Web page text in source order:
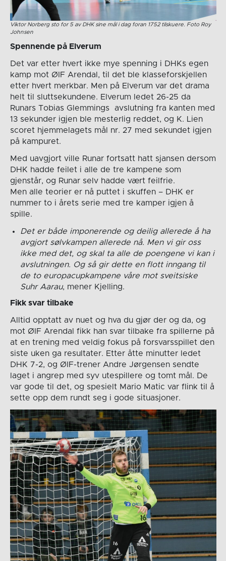
Viktor Norberg sto for 5 av DHK sine mål i dag foran 1752 tilskuere. Foto Roy
Johnsen
Spennende på Elverum
Det var etter hvert ikke mye spenning i DHKs egen
kamp mot ØIF Arendal, til det ble klasseforskjellen
etter hvert merkbar. Men på Elverum var det drama
helt til sluttsekundene. Elverum ledet 26-25 da
Runars Tobias Glemmings avslutning fra kanten med
13 sekunder igjen ble mesterlig reddet, og K. Lien
scoret hjemmelagets mål nr. 27 med sekundet igjen
på kampuret.
Med uavgjort ville Runar fortsatt hatt sjansen dersom
DHK hadde feilet i alle de tre kampene som
gjenstår, og Runar selv hadde vært feilfrie.
Men alle teorier er nå puttet i skuffen – DHK er
nummer to i årets serie med tre kamper igjen å
spille.
Det er både imponerende og deilig allerede å ha
avgjort sølvkampen allerede nå. Men vi gir oss
ikke med det, og skal ta alle de poengene vi kan i
avslutningen. Og så gir dette en flott inngang til
de to europacupkampene våre mot sveitsiske
Suhr Aarau, mener Kjelling.
Fikk svar tilbake
Alltid opptatt av nuet og hva du gjør der og da, og
mot ØIF Arendal fikk han svar tilbake fra spillerne på
at en trening med veldig fokus på forsvarsspillet den
siste uken ga resultater. Etter åtte minutter ledet
DHK 7-2, og ØIF-trener Andre Jørgensen sendte
laget i angrep med syv utespillere og tomt mål. De
var gode til det, og spesielt Mario Matic var flink til å
sette opp dem rundt seg i gode situasjoner.